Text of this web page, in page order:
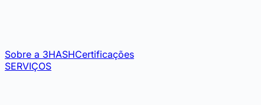
Sobre a 3HASHCertificações
SERVIÇOS